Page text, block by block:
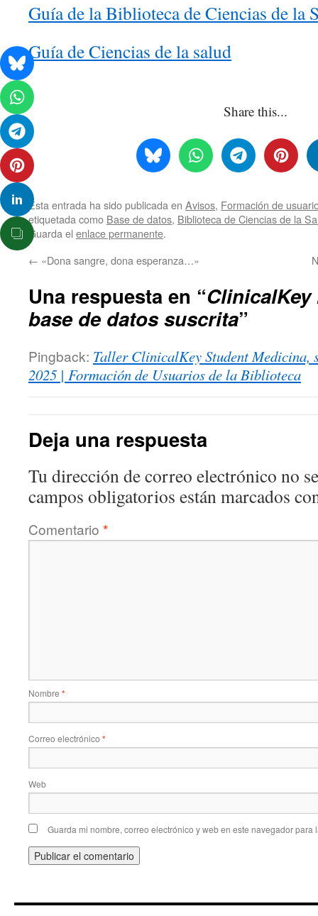
Guía de la Biblioteca de Ciencias de la
Guía de Ciencias de la salud
Share this...
Esta entrada ha sido publicada en Avisos, Formación de
etiquetada como Base de datos, Biblioteca de Ciencias de la
Guarda el enlace permanente.
← «Dona sangre, dona esperanza…»
Una respuesta en “ClinicalKey
base de datos suscrita”
Pingback: Taller ClinicalKey Student Medicina,
2025 | Formación de Usuarios de la Biblioteca
Deja una respuesta
Tu dirección de correo electrónico no
campos obligatorios están marcados
Comentario *
Nombre *
Correo electrónico *
Web
Guarda mi nombre, correo electrónico y web en este navegador para